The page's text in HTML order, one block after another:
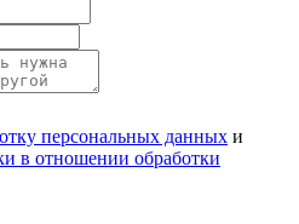
персональных данных и
в отношении обработки